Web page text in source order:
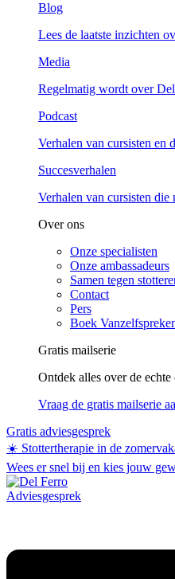
Blog
Lees de laatste inzichten
Media
Regelmatig wordt over
Podcast
Verhalen van cursisten en
Succesverhalen
Verhalen van cursisten die
Over ons
Onze specialisten
Onze ambassadeurs
Samen tegen
Contact
Pers
Boek
Gratis mailserie
Ontdek alles over de echte
Vraag de gratis mailserie
Gratis adviesgesprek
☀️ Stottertherapie in de
Wees er snel bij en kies jouw
Adviesgesprek